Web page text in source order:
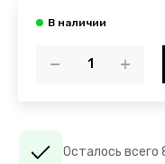
Осталось всего